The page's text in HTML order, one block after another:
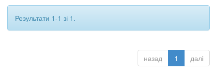
Результати 1-1 зі 1.
назад 1 далі